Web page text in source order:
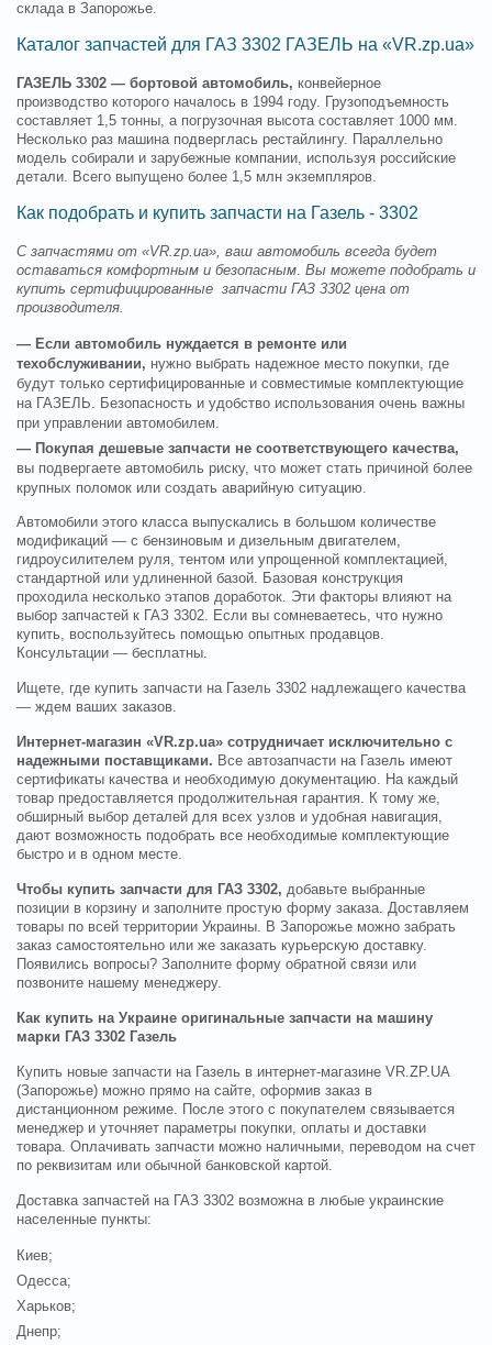
склада в Запорожье.
Каталог запчастей для ГАЗ 3302 ГАЗЕЛЬ на «VR.zp.ua»
ГАЗЕЛЬ 3302 — бортовой автомобиль, конвейерное
производство которого началось в 1994 году. Грузоподъемность
составляет 1,5 тонны, а погрузочная высота составляет 1000 мм.
Несколько раз машина подверглась рестайлингу. Параллельно
модель собирали и зарубежные компании, используя российские
детали. Всего выпущено более 1,5 млн экземпляров.
Как подобрать и купить запчасти на Газель - 3302
С запчастями от «VR.zp.ua», ваш автомобиль всегда будет
оставаться комфортным и безопасным. Вы можете подобрать и
купить сертифицированные запчасти ГАЗ 3302 цена от
производителя.
— Если автомобиль нуждается в ремонте или
техобслуживании, нужно выбрать надежное место покупки, где
будут только сертифицированные и совместимые комплектующие
на ГАЗЕЛЬ. Безопасность и удобство использования очень важны
при управлении автомобилем.
— Покупая дешевые запчасти не соответствующего качества,
вы подвергаете автомобиль риску, что может стать причиной более
крупных поломок или создать аварийную ситуацию.
Автомобили этого класса выпускались в большом количестве
модификаций — с бензиновым и дизельным двигателем,
гидроусилителем руля, тентом или упрощенной комплектацией,
стандартной или удлиненной базой. Базовая конструкция
проходила несколько этапов доработок. Эти факторы влияют на
выбор запчастей к ГАЗ 3302. Если вы сомневаетесь, что нужно
купить, воспользуйтесь помощью опытных продавцов.
Консультации — бесплатны.
Ищете, где купить запчасти на Газель 3302 надлежащего качества
— ждем ваших заказов.
Интернет-магазин «VR.zp.ua» сотрудничает исключительно с
надежными поставщиками. Все автозапчасти на Газель имеют
сертификаты качества и необходимую документацию. На каждый
товар предоставляется продолжительная гарантия. К тому же,
обширный выбор деталей для всех узлов и удобная навигация,
дают возможность подобрать все необходимые комплектующие
быстро и в одном месте.
Чтобы купить запчасти для ГАЗ 3302, добавьте выбранные
позиции в корзину и заполните простую форму заказа. Доставляем
товары по всей территории Украины. В Запорожье можно забрать
заказ самостоятельно или же заказать курьерскую доставку.
Появились вопросы? Заполните форму обратной связи или
позвоните нашему менеджеру.
Как купить на Украине оригинальные запчасти на машину
марки ГАЗ 3302 Газель
Купить новые запчасти на Газель в интернет-магазине VR.ZP.UA
(Запорожье) можно прямо на сайте, оформив заказ в
дистанционном режиме. После этого с покупателем связывается
менеджер и уточняет параметры покупки, оплаты и доставки
товара. Оплачивать запчасти можно наличными, переводом на счет
по реквизитам или обычной банковской картой.
Доставка запчастей на ГАЗ 3302 возможна в любые украинские
населенные пункты:
Киев;
Одесса;
Харьков;
Днепр;